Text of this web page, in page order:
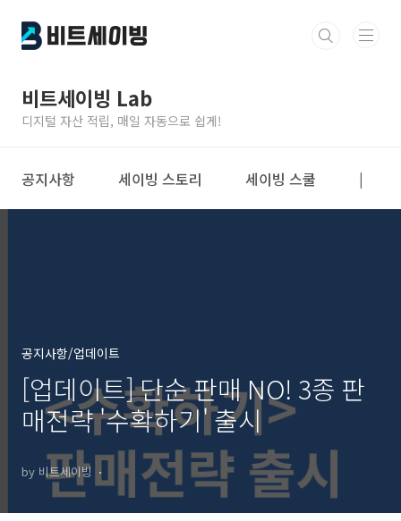
비트세이빙 Lab
디지털 자산 적립, 매일 자동으로 쉽게!
공지사항 세이빙 스토리 세이빙 스쿨 |
공지사항/업데이트
[업데이트] 단순 판매 NO! 3종 판
매전략 '수확하기' 출시
by 비트세이빙